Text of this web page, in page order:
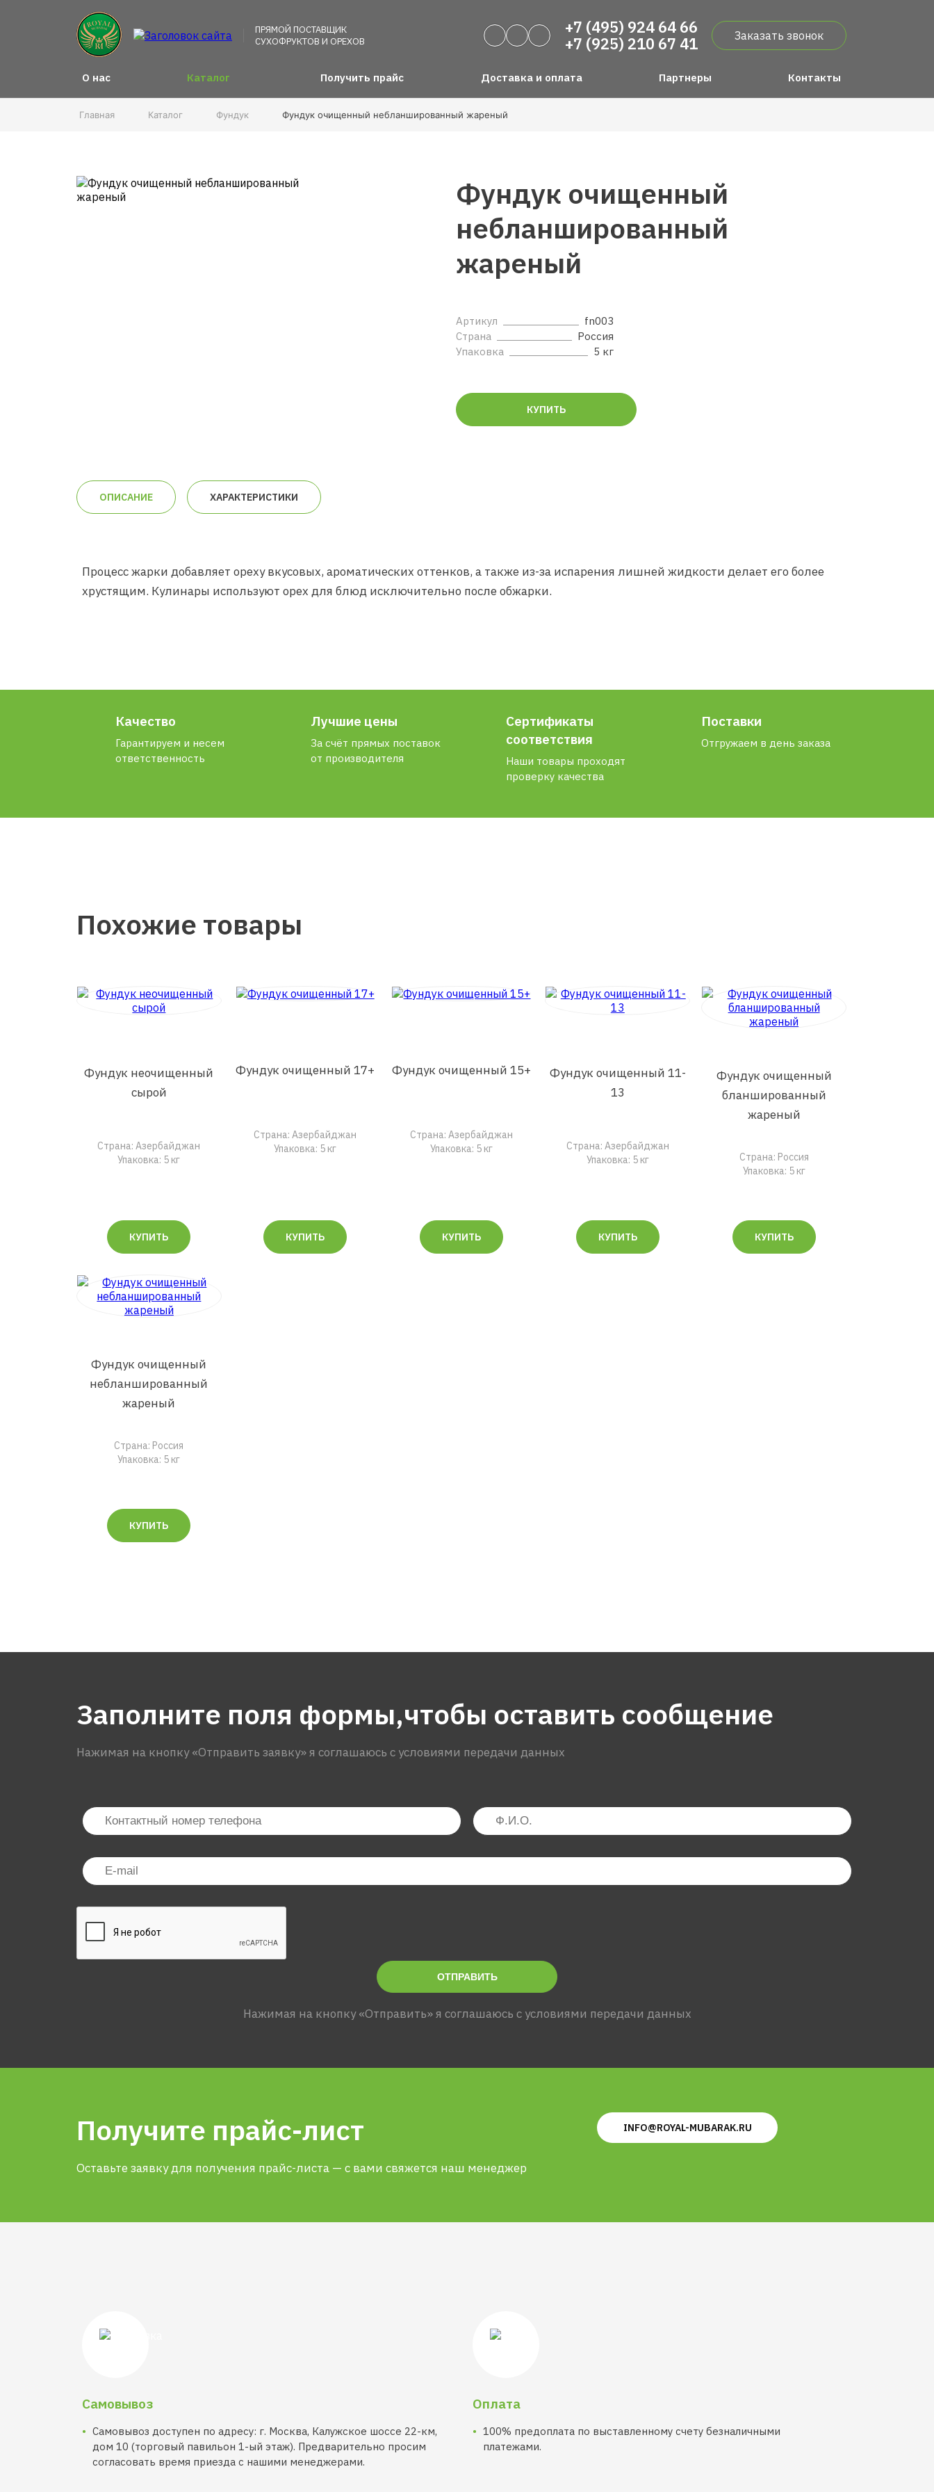
ПРЯМОЙ ПОСТАВЩИК
СУХОФРУКТОВ И ОРЕХОВ
О нас Каталог Получить прайс Доставка и оплата Партнеры Контакты
+7 (495) 924 64 66
+7 (925) 210 67 41
Заказать звонок
Главная Каталог Фундук Фундук очищенный небланшированный жареный
Фундук очищенный
небланшированный
жареный
Артикул
fn003
Страна
Россия
Упаковка
5 кг
КУПИТЬ
ОПИСАНИЕ ХАРАКТЕРИСТИКИ
Процесс жарки добавляет ореху вкусовых, ароматических оттенков, а также из-за испарения лишней жидкости делает его более
хрустящим. Кулинары используют орех для блюд исключительно после обжарки.
Качество
Гарантируем и несем
ответственность
Лучшие цены
За счёт прямых поставок
от производителя
Сертификаты
соответствия
Наши товары проходят
проверку качества
Поставки
Отгружаем в день заказа
Похожие товары
Фундук неочищенный
сырой
Страна: Азербайджан
Упаковка: 5 кг
КУПИТЬ
Фундук очищенный 17+
Страна: Азербайджан
Упаковка: 5 кг
КУПИТЬ
Фундук очищенный 15+
Страна: Азербайджан
Упаковка: 5 кг
КУПИТЬ
Фундук очищенный 11-
13
Страна: Азербайджан
Упаковка: 5 кг
КУПИТЬ
Фундук очищенный
бланшированный
жареный
Страна: Россия
Упаковка: 5 кг
КУПИТЬ
Фундук очищенный
небланшированный
жареный
Страна: Россия
Упаковка: 5 кг
КУПИТЬ
Заполните поля формы,чтобы оставить сообщение
Нажимая на кнопку «Отправить заявку» я соглашаюсь с условиями передачи данных
ОТПРАВИТЬ
Нажимая на кнопку «Отправить» я соглашаюсь с условиями передачи данных
Получите прайс-лист
Оставьте заявку для получения прайс-листа — с вами свяжется наш менеджер
INFO@ROYAL-MUBARAK.RU
Самовывоз
Самовывоз доступен по адресу: г. Москва, Калужское шоссе 22-км,
дом 10 (торговый павильон 1-ый этаж). Предварительно просим
согласовать время приезда с нашими менеджерами.
Оплата
100% предоплата по выставленному счету безналичными
платежами.